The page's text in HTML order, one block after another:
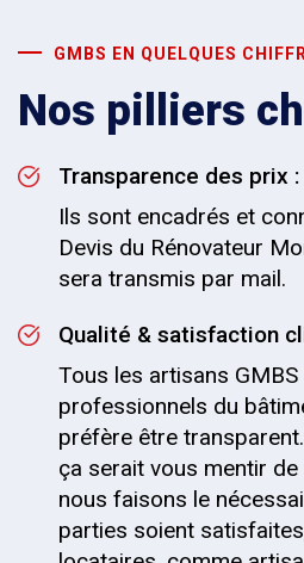
GMBS EN QUELQUES
Nos pilliers
Transparence des prix :
Ils sont encadrés et
Devis du Rénovateur
sera transmis par mail.
Qualité & satisfaction
Tous les artisans
professionnels du
préfère être
ça serait vous mentir de
nous faisons le
parties soient